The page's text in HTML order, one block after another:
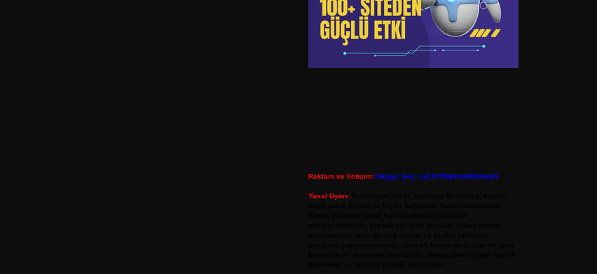
Reklam ve İletişim: Skype: live:.cid.575569c608265c69
Yasal Uyarı: